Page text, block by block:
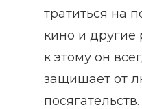
тратиться на
кино и другие
к этому он
защищает от